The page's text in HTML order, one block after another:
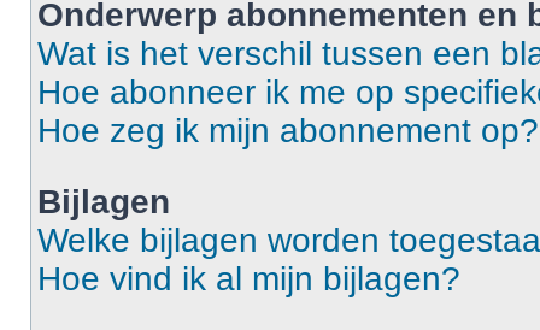
Onderwerp abonnementen en
Wat is het verschil tussen een
Hoe abonneer ik me op
Hoe zeg ik mijn abonnement op?
Bijlagen
Welke bijlagen worden
Hoe vind ik al mijn bijlagen?